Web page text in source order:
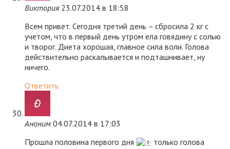
Виктория 23.07.2014 в 18:58
Всем привет. Сегодня третий день – сбросила 2 кг с
учетом, что в первый день утром ела говядину с солью
и творог. Диета хорошая, главное сила воли. Голова
действительно раскалывается и подташнивает, ну
ничего.
Ответить
Аноним 04.07.2014 в 17:03
Прошла половина первого дня
только голова